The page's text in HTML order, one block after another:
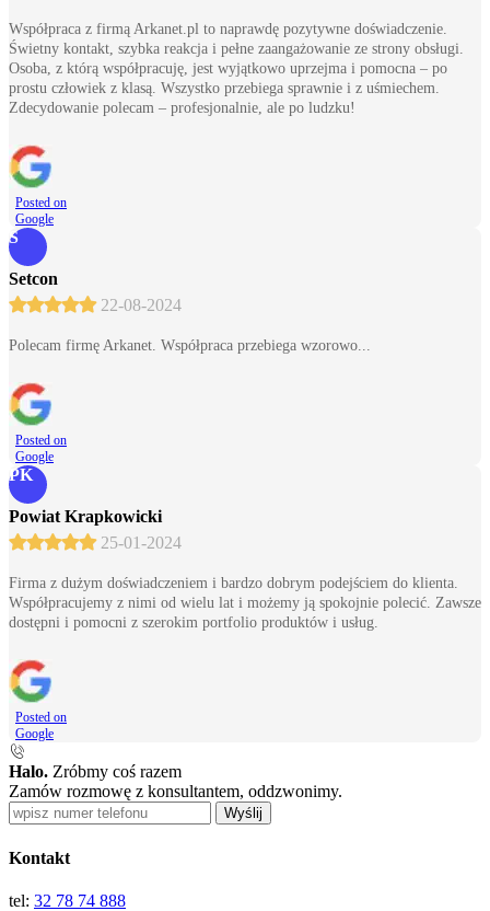
Współpraca z firmą Arkanet.pl to naprawdę pozytywne doświadczenie.
Świetny kontakt, szybka reakcja i pełne zaangażowanie ze strony obsługi.
Osoba, z którą współpracuję, jest wyjątkowo uprzejma i pomocna – po
prostu człowiek z klasą. Wszystko przebiega sprawnie i z uśmiechem.
Zdecydowanie polecam – profesjonalnie, ale po ludzku!
Posted on
Google
S
Setcon
22-08-2024
Polecam firmę Arkanet. Współpraca przebiega wzorowo...
Posted on
Google
PK
Powiat Krapkowicki
25-01-2024
Firma z dużym doświadczeniem i bardzo dobrym podejściem do klienta.
Współpracujemy z nimi od wielu lat i możemy ją spokojnie polecić. Zawsze
dostępni i pomocni z szerokim portfolio produktów i usług.
Posted on
Google
Halo. Zróbmy coś razem
Zamów rozmowę z konsultantem, oddzwonimy.
Wyślij
Kontakt
tel: 32 78 74 888